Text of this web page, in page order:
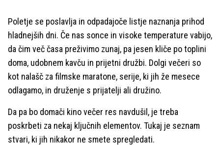
Poletje se poslavlja in odpadajoče listje naznanja prihod
hladnejših dni. Če nas sonce in visoke temperature vabijo,
da čim več časa preživimo zunaj, pa jesen kliče po toplini
doma, udobnem kavču in prijetni družbi. Dolgi večeri so
kot nalašč za filmske maratone, serije, ki jih že mesece
odlagamo, in druženje s prijatelji ali družino.
Da pa bo domači kino večer res navdušil, je treba
poskrbeti za nekaj ključnih elementov. Tukaj je seznam
stvari, ki jih nikakor ne smete spregledati.